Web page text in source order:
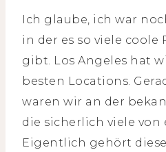
Ich glaube, ich war
in der es so viele coole
gibt. Los Angeles hat
besten Locations.
waren wir an der
die sicherlich viele von
Eigentlich gehört